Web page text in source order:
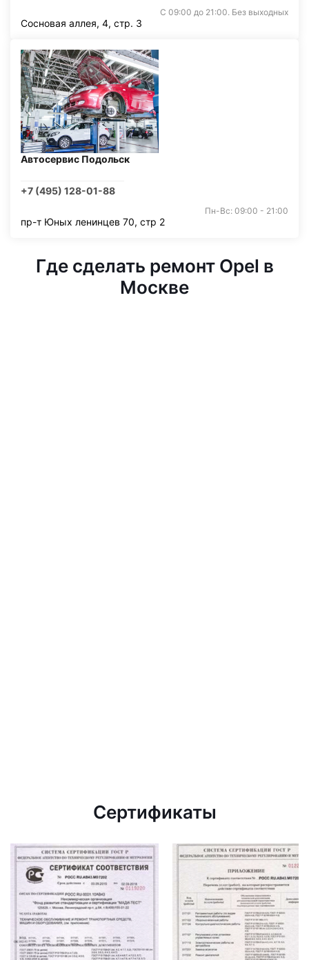
С 09:00 до 21:00. Без выходных
Сосновая аллея, 4, стр. 3
Автосервис Подольск
+7 (495) 128-01-88
Пн-Вс: 09:00 - 21:00
пр-т Юных ленинцев 70, стр 2
Где сделать ремонт Opel в
Москве
Сертификаты